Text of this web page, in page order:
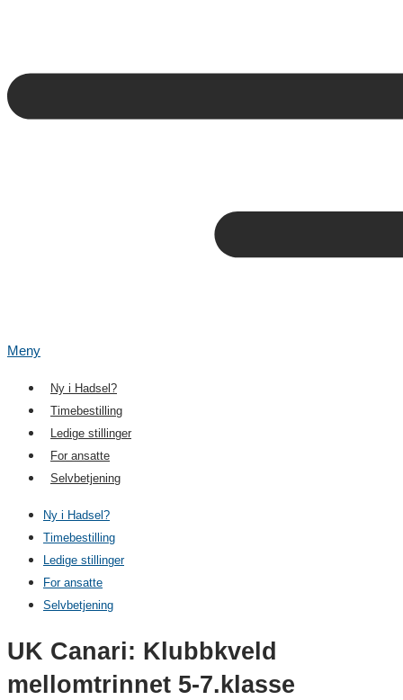
Meny
Ny i Hadsel?
Timebestilling
Ledige stillinger
For ansatte
Selvbetjening
Ny i Hadsel?
Timebestilling
Ledige stillinger
For ansatte
Selvbetjening
UK Canari: Klubbkveld
mellomtrinnet 5-7.klasse